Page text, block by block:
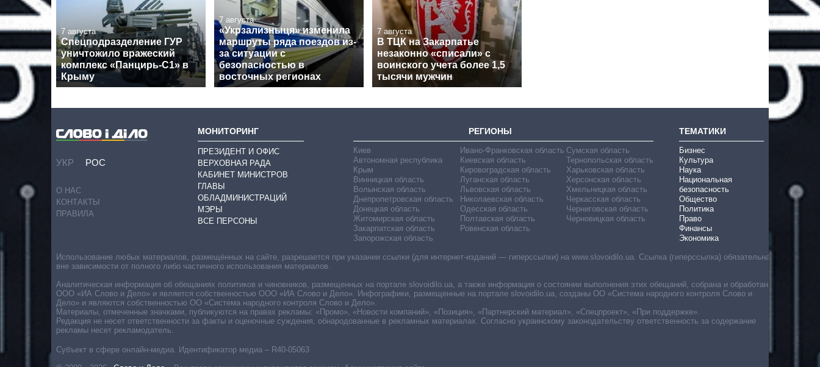
7 августа
Спецподразделение ГУР
уничтожило вражеский
комплекс «Панцирь-С1» в
Крыму
7 августа
«Укрзализныця» изменила
маршруты ряда поездов из-
за ситуации с
безопасностью в
восточных регионах
7 августа
В ТЦК на Закарпатье
незаконно «списали» с
воинского учета более 1,5
тысячи мужчин
УКР РОС
О НАС
КОНТАКТЫ
ПРАВИЛА
МОНИТОРИНГ
ПРЕЗИДЕНТ И ОФИС
ВЕРХОВНАЯ РАДА
КАБИНЕТ МИНИСТРОВ
ГЛАВЫ
ОБЛАДМИНИСТРАЦИЙ
МЭРЫ
ВСЕ ПЕРСОНЫ
РЕГИОНЫ
Киев
Автономная республика
Крым
Винницкая область
Волынская область
Днепропетровская область
Донецкая область
Житомирская область
Закарпатская область
Запорожская область
Ивано-Франковская область
Киевская область
Кировоградская область
Луганская область
Львовская область
Николаевская область
Одесская область
Полтавская область
Ровенская область
Сумская область
Тернопольская область
Харьковская область
Херсонская область
Хмельницкая область
Черкасская область
Черниговская область
Черновицкая область
ТЕМАТИКИ
Бизнес
Культура
Наука
Национальная
безопасность
Общество
Политика
Право
Финансы
Экономика
Субъект в сфере онлайн-медиа. Идентификатор медиа – R40-05063
Использование любых материалов, размещённых на сайте, разрешается при указании ссылки (для интернет-изданий — гиперссылки) на www.slovoidilo.ua. Ссылка (гиперссылка) обязательна
вне зависимости от полного либо частичного использования материалов.
Аналитическая информация об обещаниях политиков и чиновников, размещенных на портале slovoidilo.ua, а также информация о состоянии выполнения этих обещаний, собрана и обработана
ООО «ИА Слово и Дело» и является собственностью ООО «ИА Слово и Дело». Инфографики, размещенные на портале slovoidilo.ua, созданы ОО «Система народного контроля Слово и
Дело» и являются собственностью ОО «Система народного контроля Слово и Дело».
Материалы, отмеченные значками, публикуются на правах рекламы: «Промо», «Новости компаний», «Позиция», «Партнерский материал», «Спецпроект», «При поддержке».
Редакция не несет ответственности за факты и оценочные суждения, обнародованные в рекламных материалах. Согласно украинскому законодательству ответственность за содержание
рекламы несет рекламодатель.